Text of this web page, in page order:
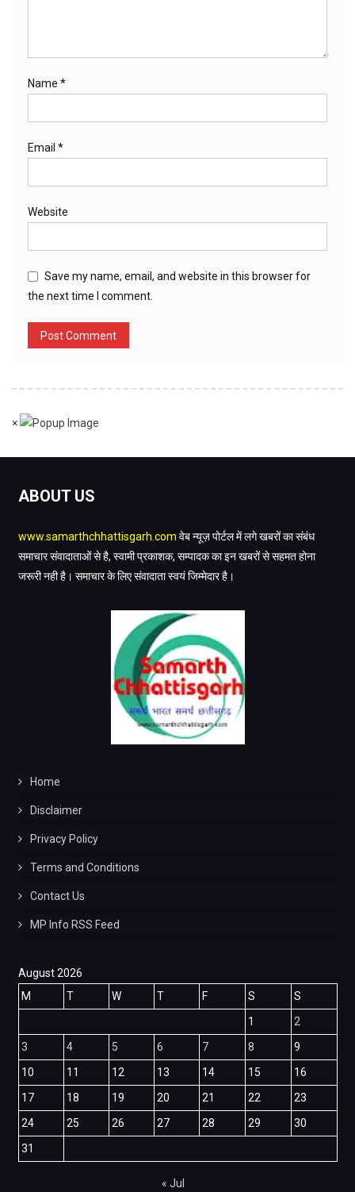
Name *
Email *
Website
Save my name, email, and website in this browser for
the next time I comment.
×
ABOUT US
www.samarthchhattisgarh.com वेब न्यूज़ पोर्टल में लगे खबरों का संबंध
समाचार संवादाताओं से है, स्वामी प्रकाशक, सम्पादक का इन खबरों से सहमत होना
जरूरी नही है। समाचार के लिए संवादाता स्वयं जिम्मेदार है।
Home
Disclaimer
Privacy Policy
Terms and Conditions
Contact Us
MP Info RSS Feed
August 2026
M
T W T F S
S
1
2
3
4 5 6 7 8
9
10
11 12 13 14 15
16
17
18 19 20 21 22
23
24
25 26 27 28 29
30
31
« Jul